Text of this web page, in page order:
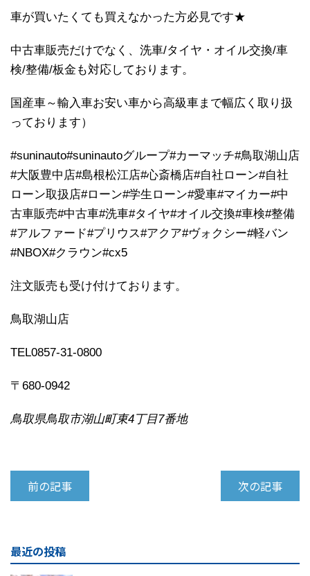
車が買いたくても買えなかった方必見です★
中古車販売だけでなく、洗車/タイヤ・オイル交換/車
検/整備/板金も対応しております。
国産車～輸入車お安い車から高級車まで幅広く取り扱
っております）
#suninauto#suninautoグループ#カーマッチ#鳥取湖山店
#大阪豊中店#島根松江店#心斎橋店#自社ローン#自社
ローン取扱店#ローン#学生ローン#愛車#マイカー#中
古車販売#中古車#洗車#タイヤ#オイル交換#車検#整備
#アルファード#プリウス#アクア#ヴォクシー#軽バン
#NBOX#クラウン#cx5
注文販売も受け付けております。
鳥取湖山店
TEL0857-31-0800
〒680-0942
鳥取県鳥取市湖山町東4丁目7番地
前の記事 次の記事
最近の投稿